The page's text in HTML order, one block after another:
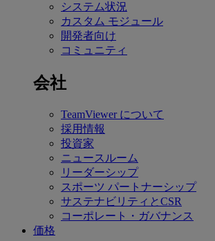
システム状況
カスタム モジュール
開発者向け
コミュニティ
会社
TeamViewer について
採用情報
投資家
ニュースルーム
リーダーシップ
スポーツ パートナーシップ
サステナビリティとCSR
コーポレート・ガバナンス
価格